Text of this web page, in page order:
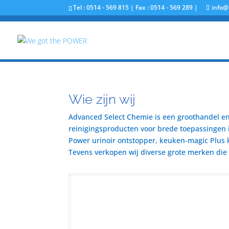
Tel : 0514 - 569 815 | Fax : 0514 - 569 289 |
Wie zijn wij
Advanced Select Chemie is een groothandel
reinigingsproducten voor brede
Power urinoir ontstopper, keuken-magic
Tevens verkopen wij diverse grote merken